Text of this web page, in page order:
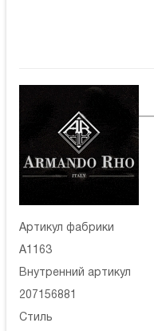
Артикул фабрики
A1163
Внутренний артикул
207156881
Стиль